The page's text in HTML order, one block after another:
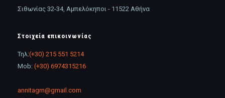
Σιθωνίας 32-34, Αμπελόκηποι - 11522 Αθήνα
Στοιχεία επικοινωνίας
Τηλ:(+30) 215 551 5214
Mob: (+30) 6974315216
annitagrn@gmail.com